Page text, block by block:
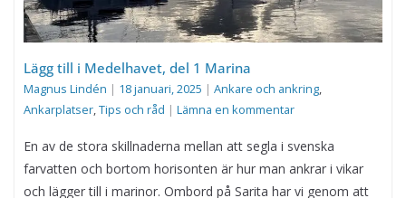
Lägg till i Medelhavet, del 1 Marina
Magnus Lindén | 18 januari, 2025 | Ankare och ankring
Ankarplatser Tips och råd | Lämna en kommentar
En av de stora skillnaderna mellan att segla i svenska
farvatten och bortom horisonten är hur man ankrar i vikar
och lägger till i marinor. Ombord på Sarita har vi genom att